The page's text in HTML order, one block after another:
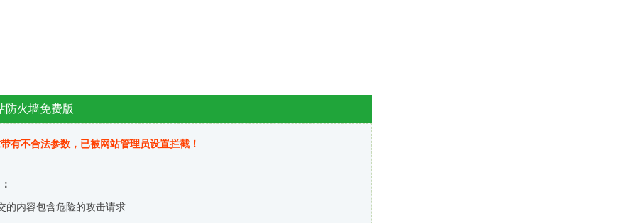
防火墙免费版
有不合法参数，已被网站管理员设置拦截！
的内容包含危险的攻击请求